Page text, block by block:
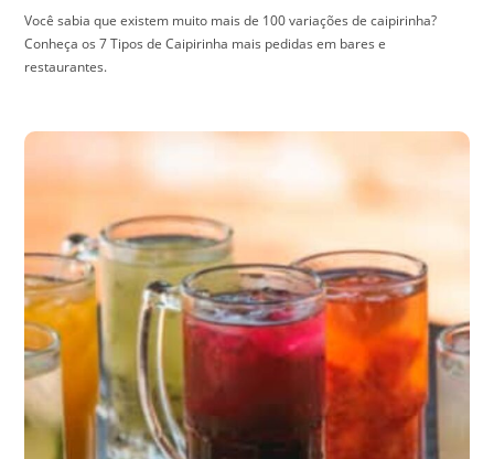
Você sabia que existem muito mais de 100 variações de caipirinha?
Conheça os 7 Tipos de Caipirinha mais pedidas em bares e
restaurantes.